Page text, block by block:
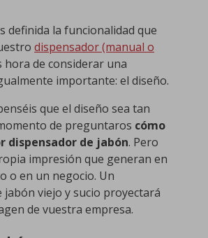
definida la funcionalidad que
dispensador (manual o
hora de considerar una
importante: el diseño.
que el diseño sea tan
de preguntaros cómo
dispensador de jabón. Pero
impresión que generan en
o en un negocio. Un
jabón viejo y sucio proyectará
de vuestra empresa.